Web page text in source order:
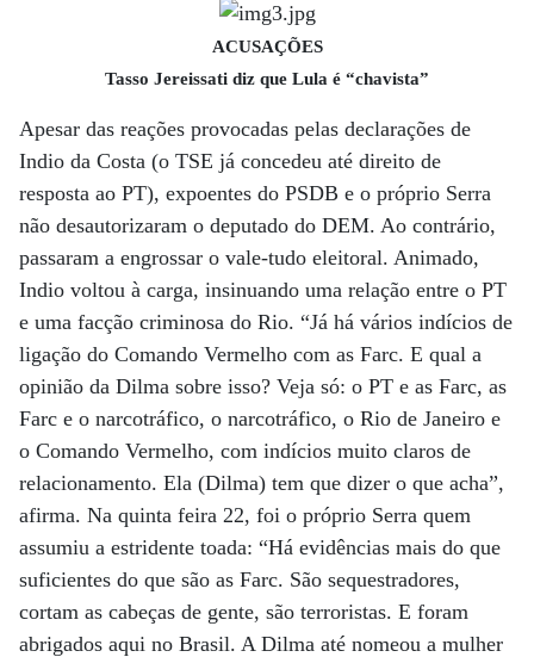
ACUSAÇÕES
Tasso Jereissati diz que Lula é “chavista”
Apesar das reações provocadas pelas declarações de
Indio da Costa (o TSE já concedeu até direito de
resposta ao PT), expoentes do PSDB e o próprio Serra
não desautorizaram o deputado do DEM. Ao contrário,
passaram a engrossar o vale-tudo eleitoral. Animado,
Indio voltou à carga, insinuando uma relação entre o PT
e uma facção criminosa do Rio. “Já há vários indícios de
ligação do Comando Vermelho com as Farc. E qual a
opinião da Dilma sobre isso? Veja só: o PT e as Farc, as
Farc e o narcotráfico, o narcotráfico, o Rio de Janeiro e
o Comando Vermelho, com indícios muito claros de
relacionamento. Ela (Dilma) tem que dizer o que acha”,
afirma. Na quinta feira 22, foi o próprio Serra quem
assumiu a estridente toada: “Há evidências mais do que
suficientes do que são as Farc. São sequestradores,
cortam as cabeças de gente, são terroristas. E foram
abrigados aqui no Brasil. A Dilma até nomeou a mulher